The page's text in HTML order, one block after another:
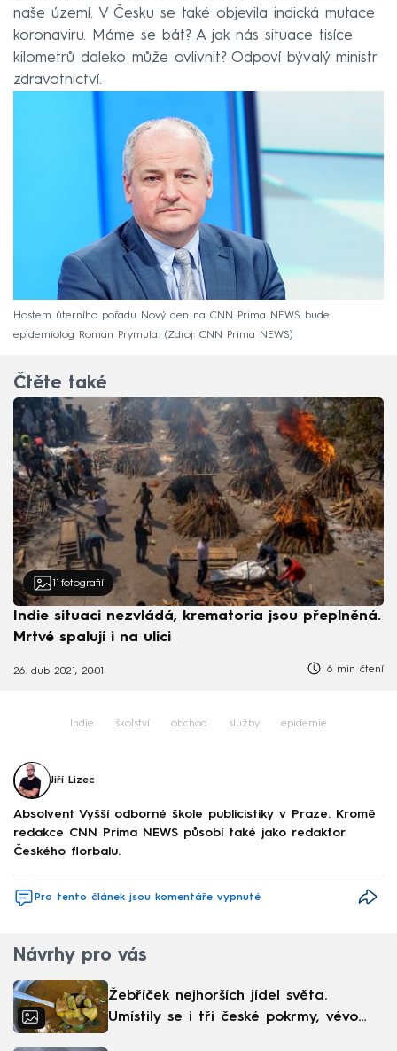
naše území. V Česku se také objevila indická mutace
koronaviru. Máme se bát? A jak nás situace tisíce
kilometrů daleko může ovlivnit? Odpoví bývalý ministr
zdravotnictví.
Hostem úterního pořadu Nový den na CNN Prima NEWS bude
epidemiolog Roman Prymula.
Zdroj: CNN Prima NEWS
Čtěte také
11 fotografií
Indie situaci nezvládá, krematoria jsou přeplněná.
Mrtvé spalují i na ulici
26. dub 2021, 20:01 6 min čtení
Indie školství obchod služby epidemie
Jiří Lizec
Absolvent Vyšší odborné škole publicistiky v Praze. Kromě
redakce CNN Prima NEWS působí také jako redaktor
Českého florbalu.
Pro tento článek jsou komentáře vypnuté
Návrhy pro vás
Žebříček nejhorších jídel světa.
Umístily se i tři české pokrmy, vévodí